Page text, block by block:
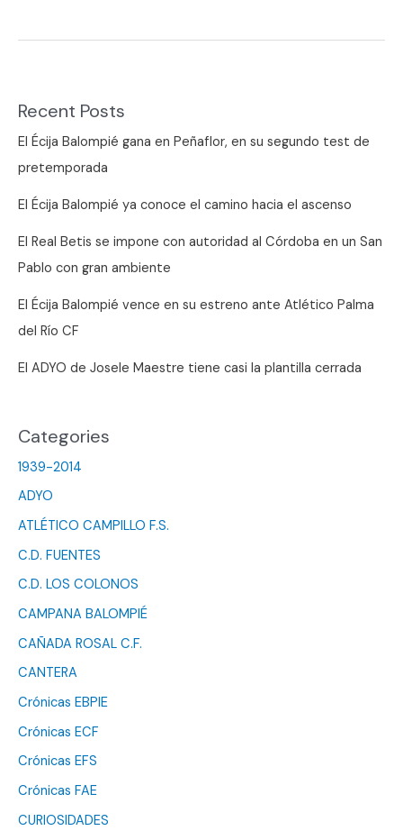
de
no
es
suficiente
Recent Posts
El Écija Balompié gana en Peñaflor, en su segundo test de
pretemporada
El Écija Balompié ya conoce el camino hacia el ascenso
El Real Betis se impone con autoridad al Córdoba en un San
Pablo con gran ambiente
El Écija Balompié vence en su estreno ante Atlético Palma
del Río CF
El ADYO de Josele Maestre tiene casi la plantilla cerrada
Categories
1939-2014
ADYO
ATLÉTICO CAMPILLO F.S.
C.D. FUENTES
C.D. LOS COLONOS
CAMPANA BALOMPIÉ
CAÑADA ROSAL C.F.
CANTERA
Crónicas EBPIE
Crónicas ECF
Crónicas EFS
Crónicas FAE
CURIOSIDADES